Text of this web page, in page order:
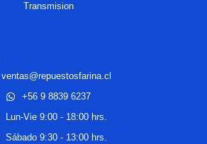
Transmision
ventas@repuestosfarina.cl
+56 9 8839 6237
Lun-Vie 9:00 - 18:00 hrs.
Sábado 9:30 - 13:00 hrs.